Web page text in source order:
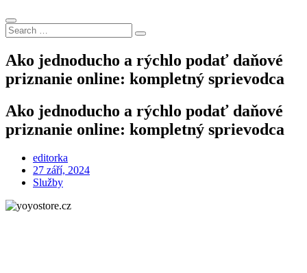
Search
for:
Search
Ako jednoducho a rýchlo podať daňové
priznanie online: kompletný sprievodca
Ako jednoducho a rýchlo podať daňové
priznanie online: kompletný sprievodca
editorka
Posted
on
27 září, 2024
Služby